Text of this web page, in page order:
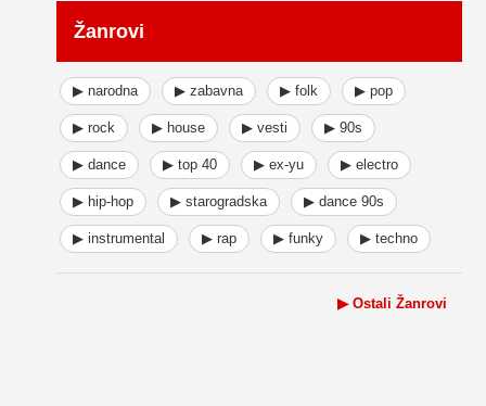
Žanrovi
▶ narodna ▶ zabavna ▶ folk ▶ pop
▶ rock ▶ house ▶ vesti ▶ 90s
▶ dance ▶ top 40 ▶ ex-yu ▶ electro
▶ hip-hop ▶ starogradska ▶ dance 90s
▶ instrumental ▶ rap ▶ funky ▶ techno
▶ Ostali Žanrovi